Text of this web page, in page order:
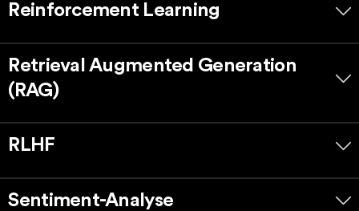
Reinforcement Learning
Retrieval Augmented Generation
(RAG)
RLHF
Sentiment-Analyse